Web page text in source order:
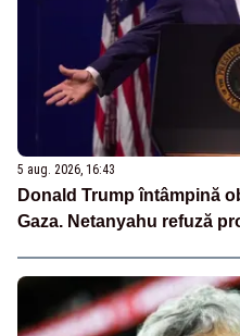
5 aug. 2026, 16:43
Donald Trump întâmpină
Gaza. Netanyahu refuză